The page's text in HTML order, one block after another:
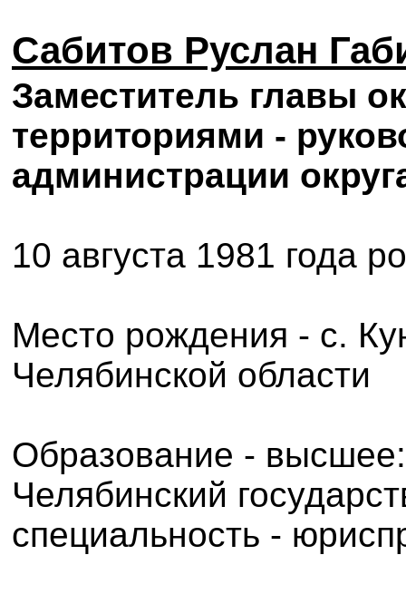
Сабитов Руслан
Заместитель главы
территориями -
администрации
10 августа 1981 года
Место рождения - с.
Челябинской области
Образование -
Челябинский
специальность -